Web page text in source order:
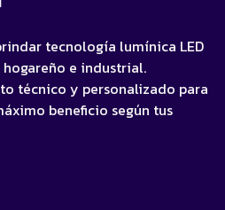
tecnología lumínica LED
e industrial.
técnico y personalizado para
beneficio según tus